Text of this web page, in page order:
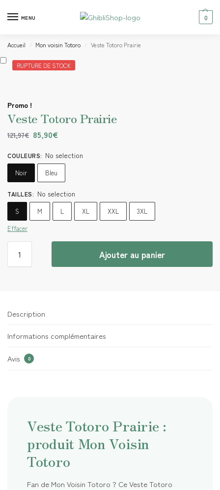
MENU 0
Accueil / Mon voisin Totoro / Veste Totoro Prairie
RUPTURE DE STOCK
Promo !
Veste Totoro Prairie
121,97€ 85,90€
COULEURS: No selection
Noir Bleu
TAILLES: No selection
S M L XL XXL
3XL
Effacer
Ajouter au panier
Description
Informations complémentaires
Avis 0
Veste Totoro Prairie :
produit Mon Voisin
Totoro
Fan de Mon Voisin Totoro ? Ce Veste Totoro